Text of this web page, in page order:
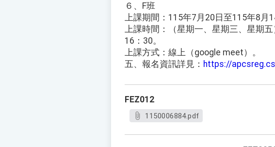
６、F班
上課期間：115年7月20日至115年8月
上課時間：（星期一、星期三、星期
16：30。
上課方式：線上（google meet）。
五、報名資訊詳見： https://
FEZ012
1150006884.pdf